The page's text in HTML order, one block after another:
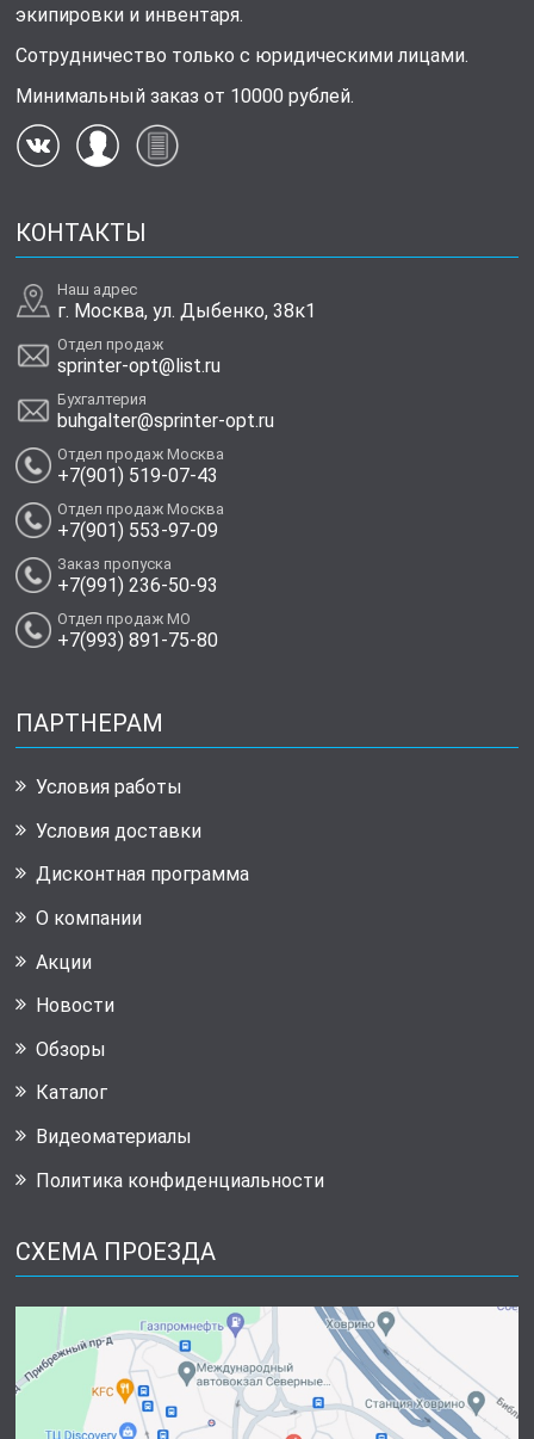
экипировки и инвентаря.
Сотрудничество только с юридическими лицами.
Минимальный заказ от 10000 рублей.
КОНТАКТЫ
Наш адрес
г. Москва, ул. Дыбенко, 38к1
Отдел продаж
sprinter-opt@list.ru
Бухгалтерия
buhgalter@sprinter-opt.ru
Отдел продаж Москва
+7(901) 519-07-43
Отдел продаж Москва
+7(901) 553-97-09
Заказ пропуска
+7(991) 236-50-93
Отдел продаж МО
+7(993) 891-75-80
ПАРТНЕРАМ
Условия работы
Условия доставки
Дисконтная программа
О компании
Акции
Новости
Обзоры
Каталог
Видеоматериалы
Политика конфиденциальности
СХЕМА ПРОЕЗДА